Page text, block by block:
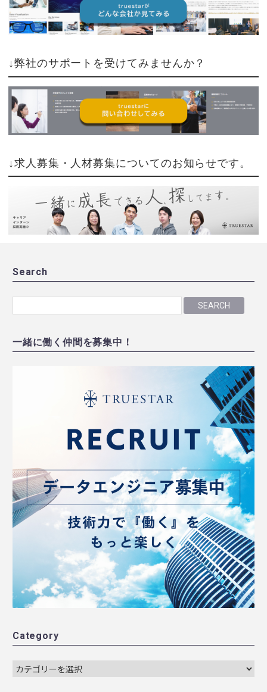
↓弊社のサポートを受けてみませんか？
↓求人募集・人材募集についてのお知らせです。
Search
SEARCH
一緒に働く仲間を募集中！
Category